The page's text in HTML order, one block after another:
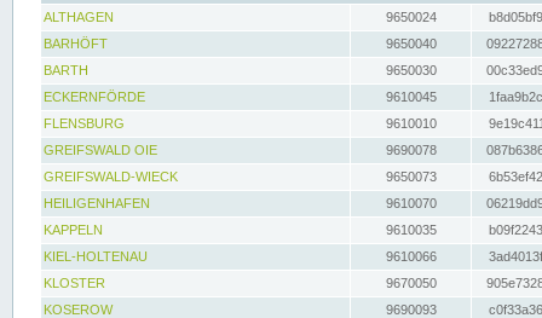
ALTHAGEN
9650024
BARHÖFT
9650040
BARTH
9650030
ECKERNFÖRDE
9610045
FLENSBURG
9610010
GREIFSWALD OIE
9690078
GREIFSWALD-WIECK
9650073
HEILIGENHAFEN
9610070
KAPPELN
9610035
KIEL-HOLTENAU
9610066
KLOSTER
9670050
KOSEROW
9690093